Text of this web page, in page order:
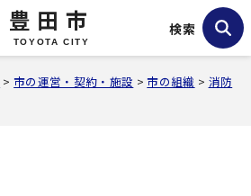
豊田市
TOYOTA CITY
検索
>市の運営・契約・施設 >市の組織 > 消防